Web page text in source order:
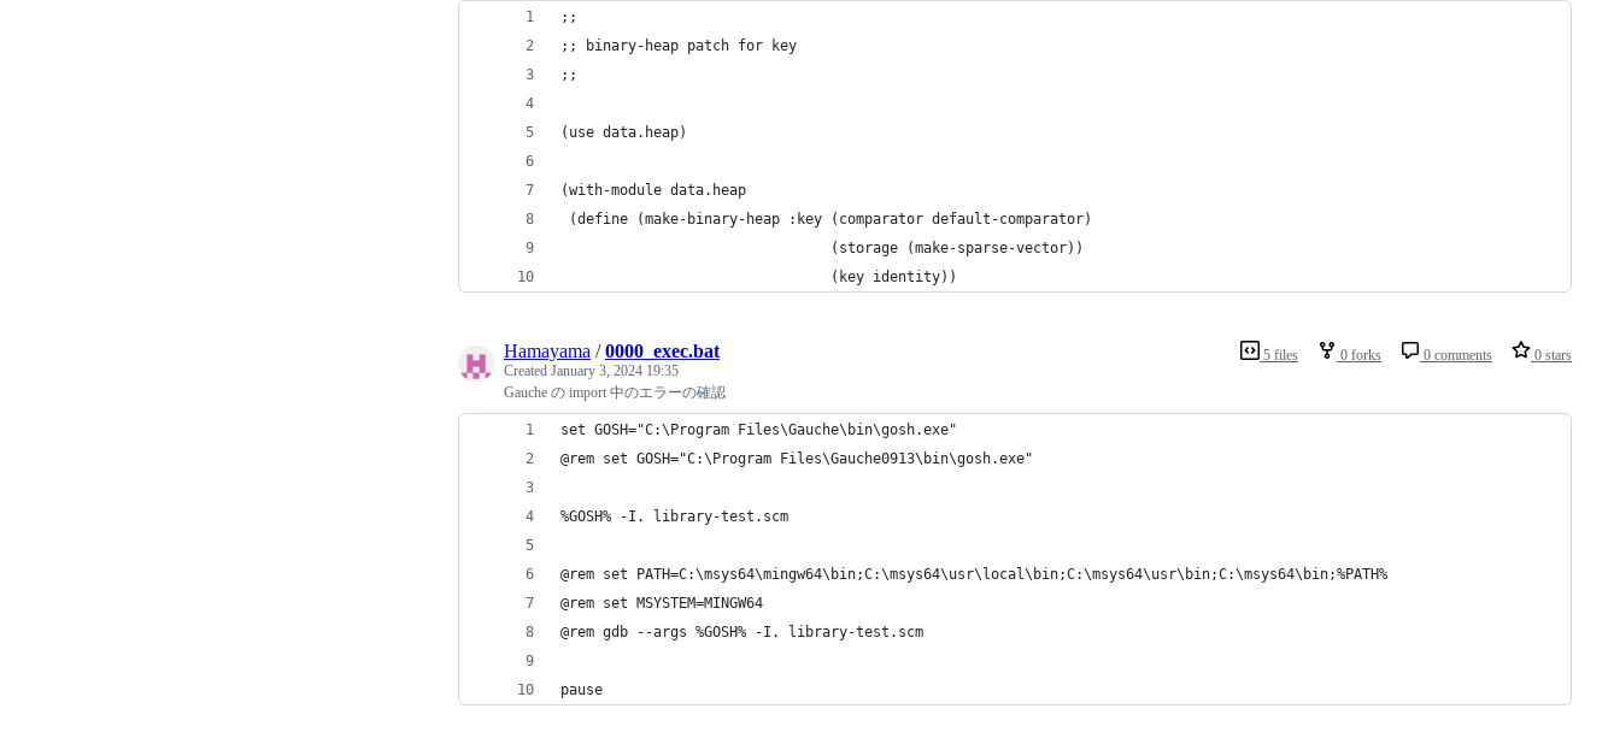
;;
;; binary-heap patch for key
;;
(use data.heap)
(with-module data.heap
(define (make-binary-heap :key (comparator default-comparator)
                                (storage (make-sparse-vector))
                                (key identity))
5 files 0 forks 0 comments 0 stars
Hamayama /0000_exec.bat
Created January 3, 2024 19:35
Gauche の import 中のエラーの確認
set GOSH="C:\Program Files\Gauche\bin\gosh.exe"
@rem set GOSH="C:\Program Files\Gauche0913\bin\gosh.exe"
%GOSH% -I. library-test.scm
@rem set PATH=C:\msys64\mingw64\bin;C:\msys64\usr\local\bin;C:\msys64\usr\bin;C:\msys64\bin;%PATH%
@rem set MSYSTEM=MINGW64
@rem gdb --args %GOSH% -I. library-test.scm
pause